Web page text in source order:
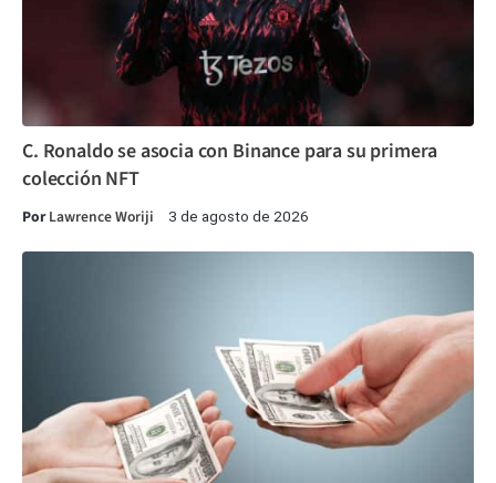
C. Ronaldo se asocia con Binance para su primera
colección NFT
PorLawrence Woriji 3 de agosto de 2026